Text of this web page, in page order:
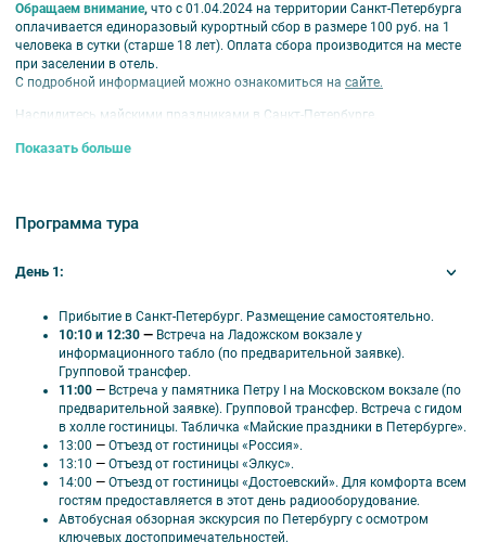
Обращаем внимание, что с 01.04.2024 на территории Санкт-Петербурга
оплачивается единоразовый курортный сбор в размере 100 руб. на 1
человека в сутки (старше 18 лет). Оплата сбора производится на месте
при заселении в отель.
С подробной информацией можно ознакомиться на сайте.
Наслидитесь майскими праздниками в Санкт-Петербурге.
Тур действует с 29 апреля по 1 мая 2024 года.
Петропавловскую крепость;
Нижний парк Петергофа с фонтанами;
Большой Петергофский дворец.
В стоимость входит:
Проживание;
Завтраки;
Экскурсионное и ежедневное транспортное обслуживание по
программе;
Билеты в музеи по программе;
Сопровождение гида;
Бесплатно предоставляются наушники для более комфортного
прослушивания экскурсовода.
Показать больше
Программа тура
День 1:
Прибытие в Санкт-Петербург. Размещение самостоятельно.
10:10 и 12:30 — Встреча на Ладожском вокзале у
информационного табло (по предварительной заявке).
Групповой трансфер.
11:00 — Встреча у памятника Петру I на Московском вокзале (по
предварительной заявке). Групповой трансфер. Встреча с гидом
в холле гостиницы. Табличка «Майские праздники в Петербурге».
13:00 — Отъезд от гостиницы «Россия».
13:10 — Отъезд от гостиницы «Элкус».
14:00 — Отъезд от гостиницы «Достоевский». Для комфорта всем
гостям предоставляется в этот день радиооборудование.
Автобусная обзорная экскурсия по Петербургу с осмотром
ключевых достопримечательностей.